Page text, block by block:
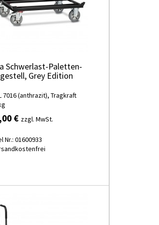
Schwerlast-Paletten-
Grey Edition
7016 (anthrazit), Tragkraft
€ zzgl. MwSt.
Nr.: 01600933